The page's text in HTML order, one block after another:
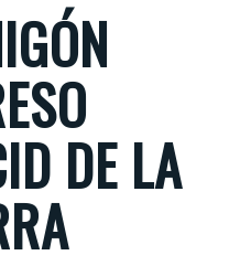
DE LA